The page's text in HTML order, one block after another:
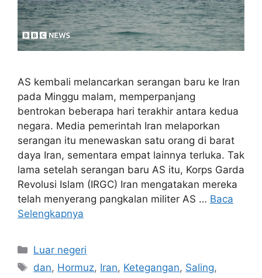
AS kembali melancarkan serangan baru ke Iran
pada Minggu malam, memperpanjang
bentrokan beberapa hari terakhir antara kedua
negara. Media pemerintah Iran melaporkan
serangan itu menewaskan satu orang di barat
daya Iran, sementara empat lainnya terluka. Tak
lama setelah serangan baru AS itu, Korps Garda
Revolusi Islam (IRGC) Iran mengatakan mereka
telah menyerang pangkalan militer AS … Baca
Selengkapnya
Kategori
Luar negeri
Tag
dan, Hormuz, Iran, Ketegangan, Saling,